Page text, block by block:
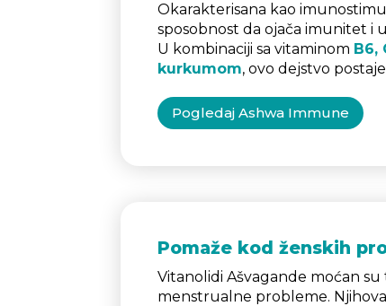
Okarakterisana kao
sposobnost da ojača imunitet i
U kombinaciji sa vitaminom B6,
kurkumom, ovo dejstvo
Pogledaj Ashwa Immune
Pomaže kod ženskih
Vitanolidi Ašvagande moćan
menstrualne probleme.